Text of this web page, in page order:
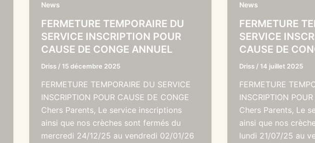
News
FERMETURE TEMPORAIRE DU
SERVICE INSCRIPTION POUR
CAUSE DE CONGE ANNUEL
Driss / 15 décembre 2025
FERMETURE TEMPORAIRE DU SERVICE
INSCRIPTION POUR CAUSE DE CONGE
Chers Parents, Le service inscriptions
ainsi que nos crèches sont fermés du
mercredi 24/12/25 au vendredi 02/01/26
News
FERMETURE
SERVICE
CAUSE DE
Driss / 14 juillet 2025
FERMETURE
INSCRIPTION
Chers Parents, Le
ainsi que nos
lundi 21/07/25 au